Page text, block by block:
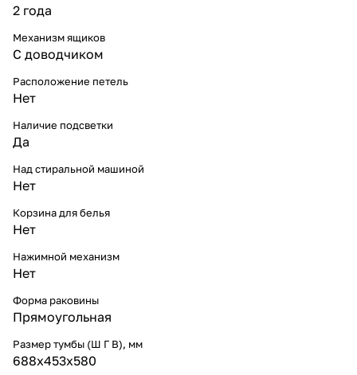
2 года
Механизм ящиков
С доводчиком
Расположение петель
Нет
Наличие подсветки
Да
Над стиральной машиной
Нет
Корзина для белья
Нет
Нажимной механизм
Нет
Форма раковины
Прямоугольная
Размер тумбы (Ш Г В), мм
688х453х580